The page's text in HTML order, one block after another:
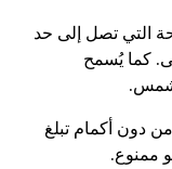
التي تصل إلى حد
كما يُسمح
دون أكمام تبلغ
ممنوع.